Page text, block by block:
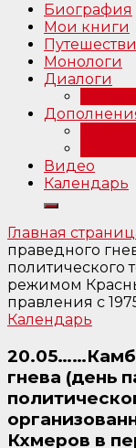
Биография
Мои книги
Монологи
Диалоги
Видео
Календарь
Главная
праведного
политического
режимом
правления с
Календарь
гнева (день
Кхмеров в